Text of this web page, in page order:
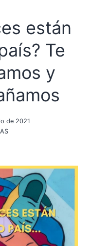
están
Te
y
de 2021